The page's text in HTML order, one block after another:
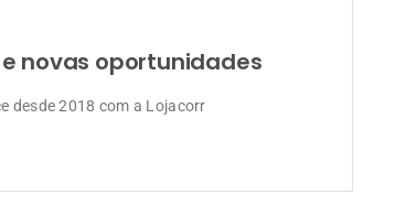
novas oportunidades
desde 2018 com a Lojacorr